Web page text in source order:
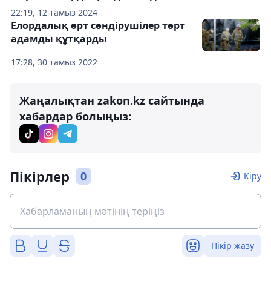
22:19, 12 тамыз 2024
17:28, 30 тамыз 2022
Елордалық өрт сөндірушілер төрт
адамды құтқарды
Жаңалықтан zakon.kz сайтында
хабардар болыңыз:
Пікірлер 0 Кіру
Пікір жазу